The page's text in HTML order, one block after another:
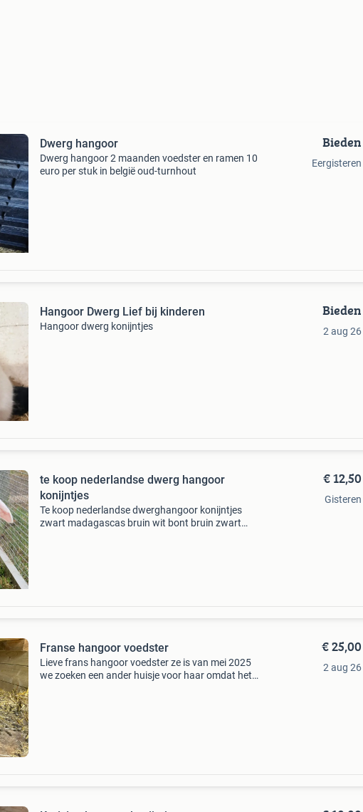
Dwerg hangoor
Dwerg hangoor 2 maanden voedster en ramen 10
euro per stuk in belgië oud-turnhout
Bieden
Eergisteren
Hangoor Dwerg Lief bij kinderen
Hangoor dwerg konijntjes
Bieden
2 aug 26
te koop nederlandse dwerg hangoor
konijntjes
Te koop nederlandse dwerghangoor konijntjes
zwart madagascas bruin wit bont bruin zwart
€ 12,50
Gisteren
Franse hangoor voedster
Lieve frans hangoor voedster ze is van mei 2025
we zoeken een ander huisje voor haar omdat het
€ 25,00
2 aug 26